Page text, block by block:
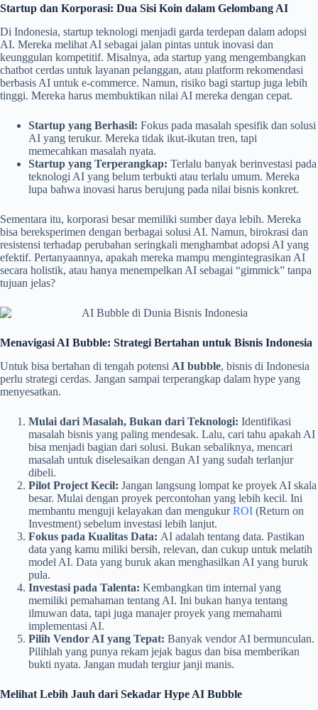
Startup dan Korporasi: Dua Sisi Koin dalam Gelombang AI
Di Indonesia, startup teknologi menjadi garda terdepan dalam adopsi
AI. Mereka melihat AI sebagai jalan pintas untuk inovasi dan
keunggulan kompetitif. Misalnya, ada startup yang mengembangkan
chatbot cerdas untuk layanan pelanggan, atau platform rekomendasi
berbasis AI untuk e-commerce. Namun, risiko bagi startup juga lebih
tinggi. Mereka harus membuktikan nilai AI mereka dengan cepat.
Startup yang Berhasil: Fokus pada masalah spesifik dan solusi
AI yang terukur. Mereka tidak ikut-ikutan tren, tapi
memecahkan masalah nyata.
Startup yang Terperangkap: Terlalu banyak berinvestasi pada
teknologi AI yang belum terbukti atau terlalu umum. Mereka
lupa bahwa inovasi harus berujung pada nilai bisnis konkret.
Sementara itu, korporasi besar memiliki sumber daya lebih. Mereka
bisa bereksperimen dengan berbagai solusi AI. Namun, birokrasi dan
resistensi terhadap perubahan seringkali menghambat adopsi AI yang
efektif. Pertanyaannya, apakah mereka mampu mengintegrasikan AI
secara holistik, atau hanya menempelkan AI sebagai “gimmick” tanpa
tujuan jelas?
Menavigasi AI Bubble: Strategi Bertahan untuk Bisnis Indonesia
Untuk bisa bertahan di tengah potensi AI bubble, bisnis di Indonesia
perlu strategi cerdas. Jangan sampai terperangkap dalam hype yang
menyesatkan.
Mulai dari Masalah, Bukan dari Teknologi: Identifikasi
masalah bisnis yang paling mendesak. Lalu, cari tahu apakah AI
bisa menjadi bagian dari solusi. Bukan sebaliknya, mencari
masalah untuk diselesaikan dengan AI yang sudah terlanjur
dibeli.
Pilot Project Kecil: Jangan langsung lompat ke proyek AI skala
besar. Mulai dengan proyek percontohan yang lebih kecil. Ini
membantu menguji kelayakan dan mengukurROI (Return on
Investment) sebelum investasi lebih lanjut.
Fokus pada Kualitas Data: AI adalah tentang data. Pastikan
data yang kamu miliki bersih, relevan, dan cukup untuk melatih
model AI. Data yang buruk akan menghasilkan AI yang buruk
pula.
Investasi pada Talenta: Kembangkan tim internal yang
memiliki pemahaman tentang AI. Ini bukan hanya tentang
ilmuwan data, tapi juga manajer proyek yang memahami
implementasi AI.
Pilih Vendor AI yang Tepat: Banyak vendor AI bermunculan.
Pilihlah yang punya rekam jejak bagus dan bisa memberikan
bukti nyata. Jangan mudah tergiur janji manis.
Melihat Lebih Jauh dari Sekadar Hype AI Bubble